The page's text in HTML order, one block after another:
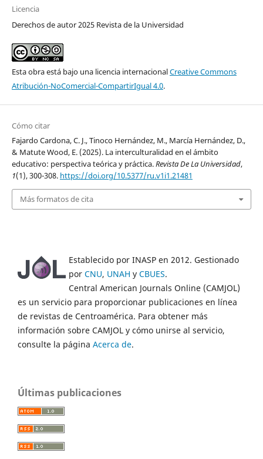
Licencia
Derechos de autor 2025 Revista de la Universidad
Esta obra está bajo una licencia internacionalCreative Commons
Atribución-NoComercial-CompartirIgual 4.0.
Cómo citar
Fajardo Cardona, C. J., Tinoco Hernández, M., Marcía Hernández, D.,
& Matute Wood, E. (2025). La interculturalidad en el ámbito
educativo: perspectiva teórica y práctica.Revista De La Universidad,
1(1), 300-308. https://doi.org/10.5377/ru.v1i1.21481
Más formatos de cita
Establecido por INASP en 2012. Gestionado
por CNU, UNAH y CBUES.
Central American Journals Online (CAMJOL)
es un servicio para proporcionar publicaciones en línea
de revistas de Centroamérica. Para obtener más
información sobre CAMJOL y cómo unirse al servicio,
consulte la página Acerca de.
Últimas publicaciones